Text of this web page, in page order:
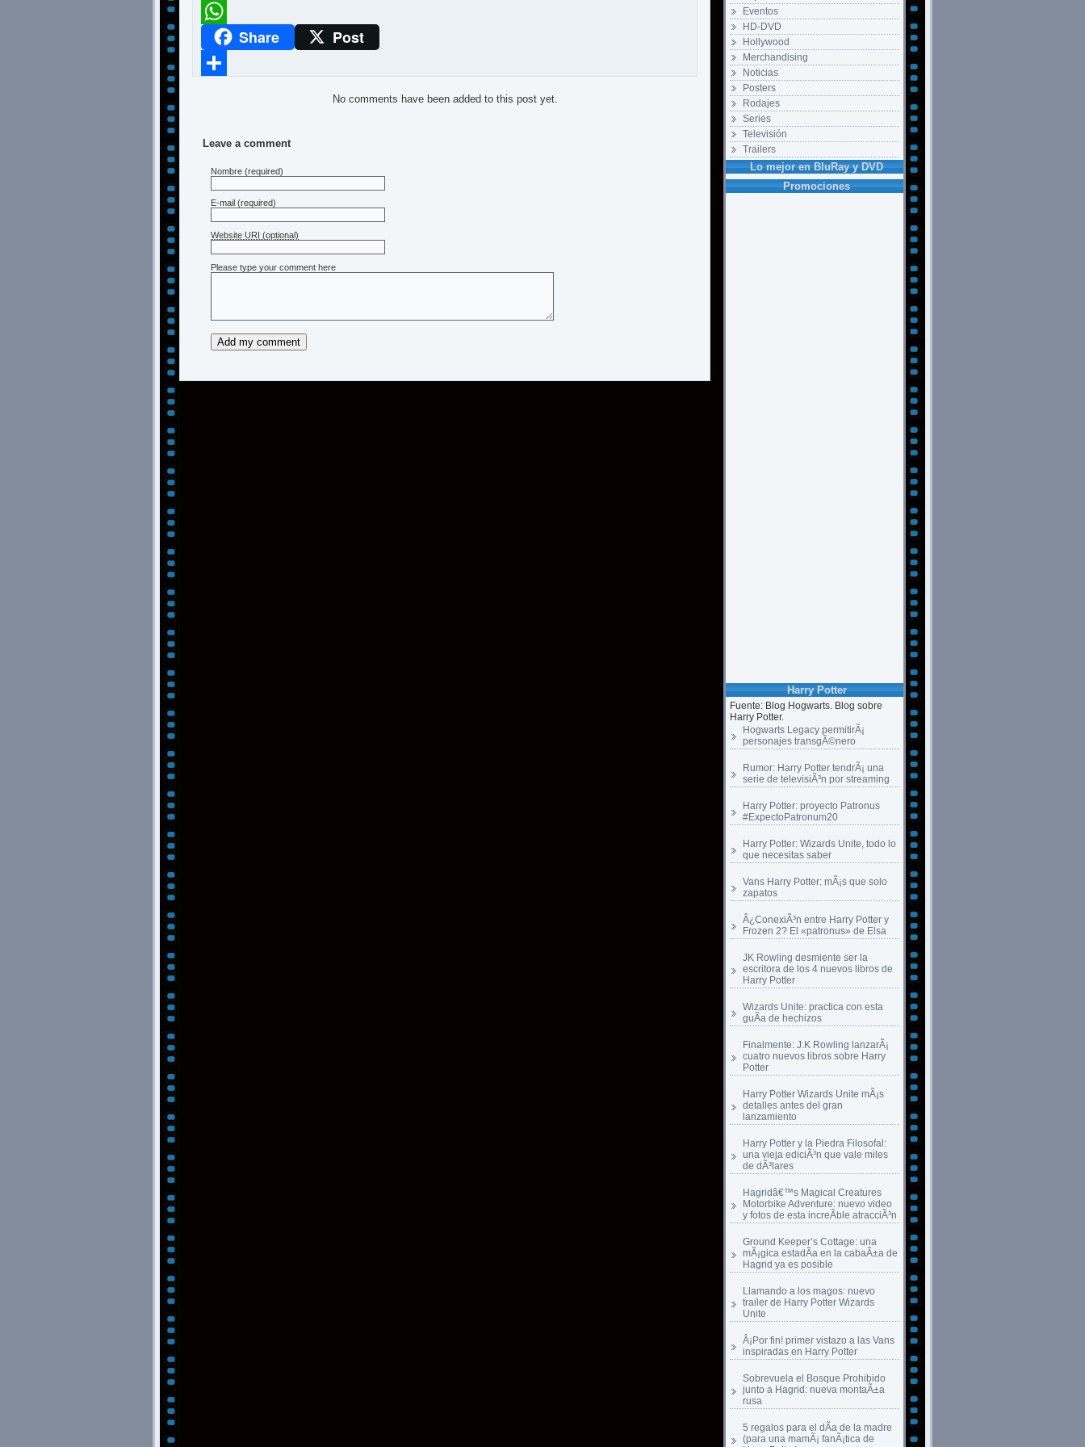
Eventos
HD-DVD
Hollywood
Merchandising
Noticias
Posters
Rodajes
Series
Televisión
Trailers
Lo mejor en BluRay y DVD
Promociones
Harry Potter
Fuente: Blog Hogwarts. Blog sobre
Harry Potter.
Hogwarts Legacy permitirÃ¡
personajes transgÃ©nero
Rumor: Harry Potter tendrÃ¡ una
serie de televisiÃ³n por streaming
Harry Potter: proyecto Patronus
#ExpectoPatronum20
Harry Potter: Wizards Unite, todo lo
que necesitas saber
Vans Harry Potter: mÃ¡s que solo
zapatos
Â¿ConexiÃ³n entre Harry Potter y
Frozen 2? El «patronus» de Elsa
JK Rowling desmiente ser la
escritora de los 4 nuevos libros de
Harry Potter
Wizards Unite: practica con esta
guÃ­a de hechizos
Finalmente: J.K Rowling lanzarÃ¡
cuatro nuevos libros sobre Harry
Potter
Harry Potter Wizards Unite mÃ¡s
detalles antes del gran
lanzamiento
Harry Potter y la Piedra Filosofal:
una vieja ediciÃ³n que vale miles
de dÃ³lares
Hagridâ€™s Magical Creatures
Motorbike Adventure: nuevo video
y fotos de esta increÃ­ble atracciÃ³n
Ground Keeper’s Cottage: una
mÃ¡gica estadÃ­a en la cabaÃ±a de
Hagrid ya es posible
Llamando a los magos: nuevo
trailer de Harry Potter Wizards
Unite
Â¡Por fin! primer vistazo a las Vans
inspiradas en Harry Potter
Sobrevuela el Bosque Prohibido
junto a Hagrid: nueva montaÃ±a
rusa
5 regalos para el dÃ­a de la madre
(para una mamÃ¡ fanÃ¡tica de
Meneame
WhatsAppShare Post
No comments have been added to this post yet.
Leave a comment
Nombre (required)
E-mail (required)
Website URI (optional)
Please type your comment here